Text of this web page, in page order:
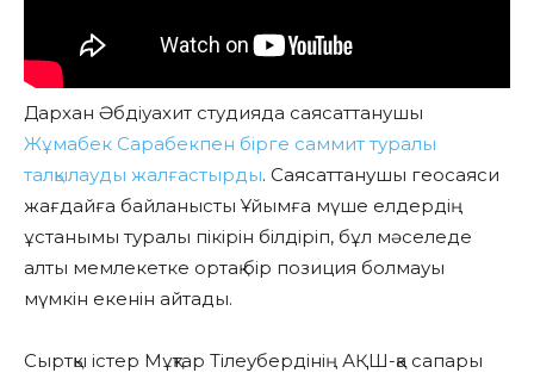
Дархан Әбдіуахит студияда саясаттанушы
Жұмабек Сарабекпен бірге саммит туралы
талқылауды жалғастырды. Саясаттанушы геосаяси
жағдайға байланысты Ұйымға мүше елдердің
ұстанымы туралы пікірін білдіріп, бұл мәселеде
алты мемлекетке ортақ бір позиция болмауы
мүмкін екенін айтады.
Сыртқы істер Мұқтар Тілеубердінің АҚШ-қа сапары